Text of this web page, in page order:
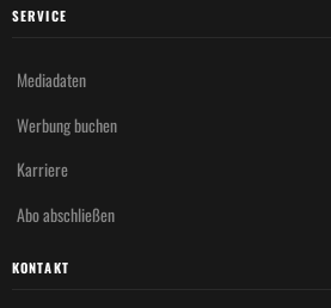
SERVICE
Mediadaten
Werbung buchen
Karriere
Abo abschließen
KONTAKT